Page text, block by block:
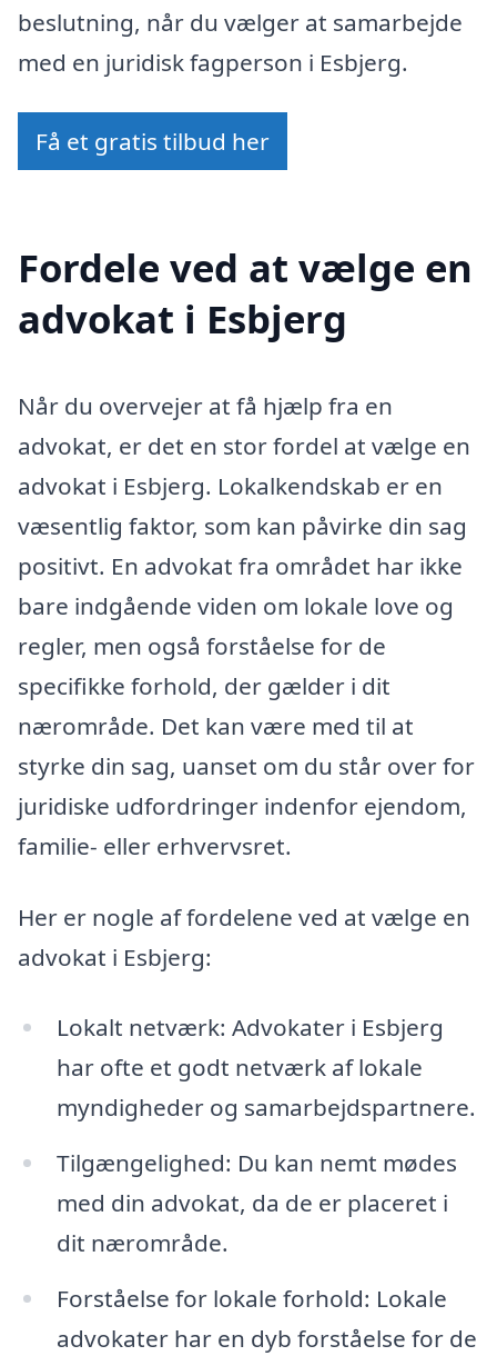
beslutning, når du vælger at samarbejde
med en juridisk fagperson i Esbjerg.
Få et gratis tilbud her
Fordele ved at vælge en
advokat i Esbjerg
Når du overvejer at få hjælp fra en
advokat, er det en stor fordel at vælge en
advokat i Esbjerg. Lokalkendskab er en
væsentlig faktor, som kan påvirke din sag
positivt. En advokat fra området har ikke
bare indgående viden om lokale love og
regler, men også forståelse for de
specifikke forhold, der gælder i dit
nærområde. Det kan være med til at
styrke din sag, uanset om du står over for
juridiske udfordringer indenfor ejendom,
familie- eller erhvervsret.
Her er nogle af fordelene ved at vælge en
advokat i Esbjerg:
Lokalt netværk: Advokater i Esbjerg
har ofte et godt netværk af lokale
myndigheder og samarbejdspartnere.
Tilgængelighed: Du kan nemt mødes
med din advokat, da de er placeret i
dit nærområde.
Forståelse for lokale forhold: Lokale
advokater har en dyb forståelse for de